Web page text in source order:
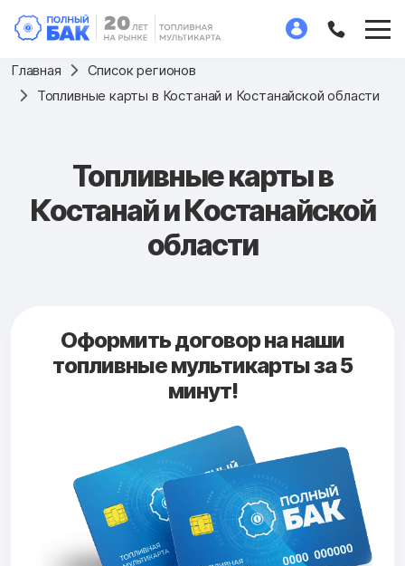
Главная
Список регионов
Топливные карты в Костанай и Костанайской области
Топливные карты в
Костанай и Костанайской
области
Оформить договор на наши
топливные мультикарты за 5
минут!